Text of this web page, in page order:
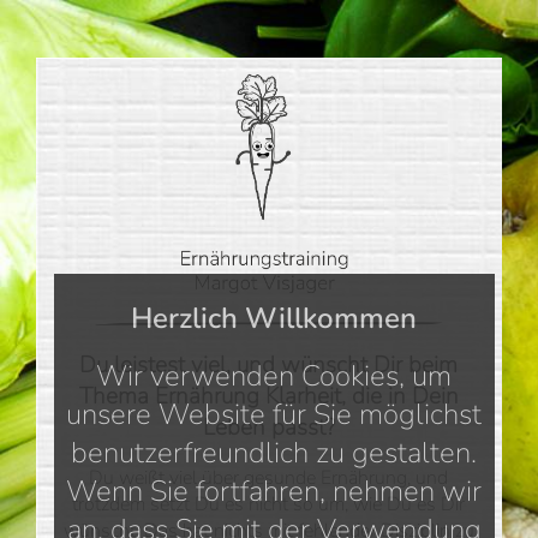
Herzlich Willkommen
Wir verwenden Cookies, um
unsere Website für Sie möglichst
benutzerfreundlich zu gestalten.
Wenn Sie fortfahren, nehmen wir
an, dass Sie mit der Verwendung
Du leistest viel, und wünscht Dir beim
Thema Ernährung Klarheit, die in Dein
Leben passt?
Du weißt viel über gesunde Ernährung, und
trotzdem setzt Du es nicht so um, wie Du es Dir
wünscht. Das hat nichts mit fehlender Disziplin zu